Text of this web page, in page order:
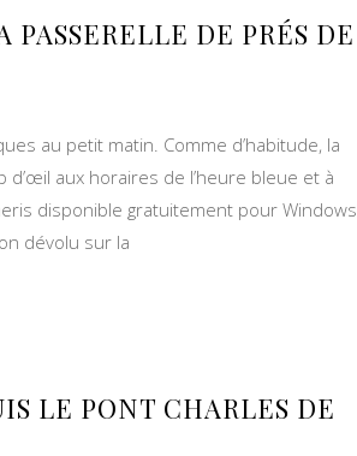
DE PRÉS DE
au petit matin. Comme d’habitude, la
aux horaires de l’heure bleue et à
disponible gratuitement pour Windows
dévolu sur la
LE PONT CHARLES DE